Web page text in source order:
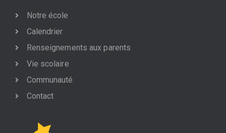
Notre école
Calendrier
Renseignements aux parents
Vie scolaire
Communauté
Contact